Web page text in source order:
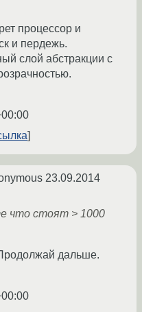
процессор и
и пердежь.
слой абстракции с
23.09.2014
что стоят > 1000
дальше.